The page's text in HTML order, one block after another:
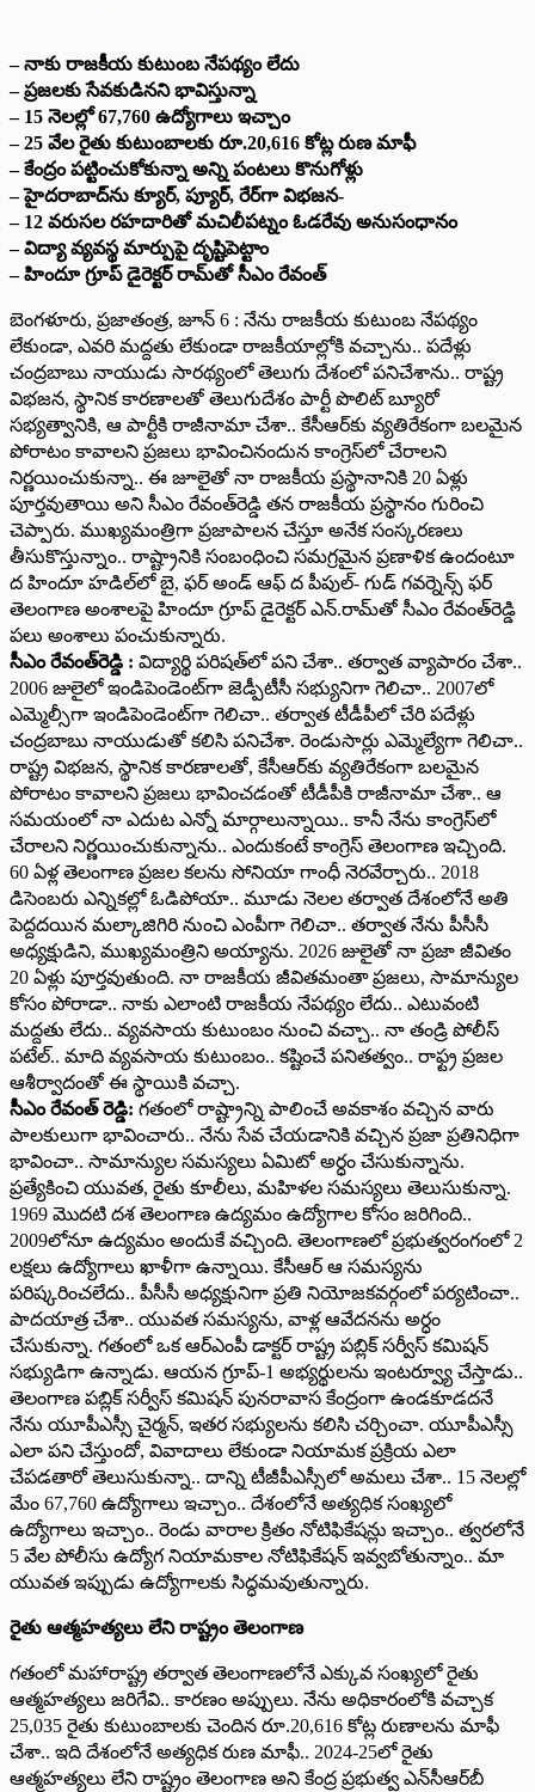
– నాకు రాజకీయ కుటుంబ నేపథ్యం లేదు
– ప్రజలకు సేవకుడినని భావిస్తున్నా
– 15 నెలల్లో 67,760 ఉద్యోగాలు ఇచ్చాం
– 25 వేల రైతు కుటుంబాలకు రూ.20,616 కోట్ల రుణ మాఫీ
– కేంద్రం పట్టించుకోకున్నా అన్ని పంటలు కొనుగోళ్లు
– హైదరాబాద్‌ను క్యూర్, ప్యూర్, రేర్‌గా విభజన-
– 12 వరుసల రహదారితో మచిలీపట్నం ఓడరేవు అనుసంధానం
– విద్యా వ్యవస్థ మార్పుపై దృష్టిపెట్టాం
– హిందూ గ్రూప్ డైరెక్టర్ రామ్‌తో సీఎం రేవంత్
బెంగళూరు, ప్రజాతంత్ర, జూన్ 6 : నేను రాజకీయ కుటుంబ నేపథ్యం
లేకుండా, ఎవరి మద్దతు లేకుండా రాజకీయాల్లోకి వచ్చాను.. పదేళ్లు
చంద్రబాబు నాయుడు సారథ్యంలో తెలుగు దేశంలో పనిచేశాను.. రాష్ట్ర
విభజన, స్థానిక కారణాలతో తెలుగుదేశం పార్టీ పొలిట్ బ్యూరో
సభ్యత్వానికి, ఆ పార్టీకి రాజీనామా చేశా.. కేసీఆర్‌కు వ్యతిరేకంగా బలమైన
పోరాటం కావాలని ప్రజలు భావించినందున కాంగ్రెస్‌లో చేరాలని
నిర్ణయించుకున్నా.. ఈ జూలైతో నా రాజకీయ ప్రస్థానానికి 20 ఏళ్లు
పూర్తవుతాయి అని సీఎం రేవంత్‌రెడ్డి త‌న రాజ‌కీయ ప్ర‌స్థానం గురించి
చెప్పారు. ముఖ్యమంత్రిగా ప్రజాపాలన చేస్తూ అనేక సంస్కరణలు
తీసుకొస్తున్నాం.. రాష్ట్రానికి సంబంధించి సమగ్రమైన ప్రణాళిక ఉందంటూ
ద హిందూ హడిల్‌లో బై, ఫర్ అండ్ ఆఫ్ ద పీపుల్- గుడ్ గవర్నెన్స్ ఫర్
తెలంగాణ అంశాలపై హిందూ గ్రూప్ డైరెక్టర్ ఎన్.రామ్‌తో సీఎం రేవంత్‌రెడ్డి
పలు అంశాలు పంచుకున్నారు.
సీఎం రేవంత్‌రెడ్డి : విద్యార్థి పరిషత్‌లో పని చేశా.. తర్వాత వ్యాపారం చేశా..
2006 జులైలో ఇండిపెండెంట్‌గా జెడ్పీటీసీ సభ్యునిగా గెలిచా.. 2007లో
ఎమ్మెల్సీగా ఇండిపెండెంట్‌గా గెలిచా.. తర్వాత టీడీపీలో చేరి పదేళ్లు
చంద్రబాబు నాయుడుతో కలిసి పనిచేశా. రెండుసార్లు ఎమ్మెల్యేగా గెలిచా..
రాష్ట్ర విభజన, స్థానిక కారణాలతో, కేసీఆర్‌కు వ్యతిరేకంగా బలమైన
పోరాటం కావాలని ప్రజలు భావించడంతో టీడీపీకి రాజీనామా చేశా.. ఆ
సమయంలో నా ఎదుట ఎన్నో మార్గాలున్నాయి.. కానీ నేను కాంగ్రెస్‌లో
చేరాలని నిర్ణయించుకున్నాను.. ఎందుకంటే కాంగ్రెస్ తెలంగాణ ఇచ్చింది.
60 ఏళ్ల తెలంగాణ ప్రజల కలను సోనియా గాంధీ నెరవేర్చారు.. 2018
డిసెంబరు ఎన్నికల్లో ఓడిపోయా.. మూడు నెలల తర్వాత దేశంలోనే అతి
పెద్దదయిన మల్కాజిగిరి నుంచి ఎంపీగా గెలిచా.. తర్వాత నేను పీసీసీ
అధ్యక్షుడిని, ముఖ్యమంత్రిని అయ్యాను. 2026 జులైతో నా ప్రజా జీవితం
20 ఏళ్లు పూర్తవుతుంది. నా రాజకీయ జీవితమంతా ప్రజలు, సామాన్యుల
కోసం పోరాడా.. నాకు ఎలాంటి రాజకీయ నేపథ్యం లేదు.. ఎటువంటి
మద్దతు లేదు.. వ్యవసాయ కుటుంబం నుంచి వచ్చా.. నా తండ్రి పోలీస్
పటేల్.. మాది వ్యవసాయ కుటుంబం.. కష్టించే పనితత్వం.. రాఫ్ట్ర ప్రజల
ఆశీర్వాదంతో ఈ స్థాయికి వచ్చా.
సీఎం రేవంత్ రెడ్డి: గతంలో రాష్ట్రాన్ని పాలించే అవకాశం వచ్చిన వారు
పాలకులుగా భావించారు.. నేను సేవ చేయడానికి వచ్చిన ప్రజా ప్రతినిధిగా
భావించా.. సామాన్యుల సమస్యలు ఏమిటో అర్ధం చేసుకున్నాను.
ప్రత్యేకించి యువత, రైతు కూలీలు, మహిళల సమస్యలు తెలుసుకున్నా.
1969 మొదటి దశ తెలంగాణ ఉద్యమం ఉద్యోగాల కోసం జరిగింది..
2009లోనూ ఉద్యమం అందుకే వచ్చింది. తెలంగాణలో ప్రభుత్వరంగంలో 2
లక్షలు ఉద్యోగాలు ఖాళీగా ఉన్నాయి. కేసీఆర్ ఆ సమస్యను
పరిష్కరించలేదు.. పీసీసీ అధ్యక్షునిగా ప్రతి నియోజకవర్గంలో పర్యటించా..
పాదయాత్ర చేశా.. యువత సమస్యను, వాళ్ల ఆవేదనను అర్ధం
చేసుకున్నా. గతంలో ఒక ఆర్‌ఎంపీ డాక్టర్ రాష్ట్ర పబ్లిక్ సర్వీస్ కమిషన్
సభ్యుడిగా ఉన్నాడు. ఆయన గ్రూప్-1 అభ్యర్థులను ఇంటర్వ్యూ చేస్తాడు..
తెలంగాణ పబ్లిక్ సర్వీస్ కమిషన్ పునరావాస కేంద్రంగా ఉండకూడదనే
నేను యూపీఎస్సీ చైర్మన్, ఇతర సభ్యులను కలిసి చర్చించా. యూపీఎస్సీ
ఎలా పని చేస్తుందో, వివాదాలు లేకుండా నియామక ప్రక్రియ ఎలా
చేపడతారో తెలుసుకున్నా.. దాన్ని టీజీపీఎస్సీలో అమలు చేశా.. 15 నెలల్లో
మేం 67,760 ఉద్యోగాలు ఇచ్చాం.. దేశంలోనే అత్యధిక సంఖ్యలో
ఉద్యోగాలు ఇచ్చాం.. రెండు వారాల క్రితం నోటిఫికేషన్లు ఇచ్చాం.. త్వరలోనే
5 వేల పోలీసు ఉద్యోగ నియామకాల నోటిఫికేషన్ ఇవ్వబోతున్నాం.. మా
యువత ఇప్పుడు ఉద్యోగాలకు సిద్ధమవుతున్నారు.
రైతు ఆత్మహత్యలు లేని రాష్ట్రం తెలంగాణ
గతంలో మహారాష్ట్ర తర్వాత తెలంగాణలోనే ఎక్కువ సంఖ్యలో రైతు
ఆత్మహత్యలు జరిగేవి.. కారణం అప్పులు. నేను అధికారంలోకి వచ్చాక
25,035 రైతు కుటుంబాలకు చెందిన రూ.20,616 కోట్ల రుణాలను మాఫీ
చేశా.. ఇది దేశంలోనే అత్యధిక రుణ మాఫీ.. 2024-25లో రైతు
ఆత్మహత్యలు లేని రాష్ట్రం తెలంగాణ అని కేంద్ర ప్రభుత్వ ఎన్‌సీఆర్‌బీ